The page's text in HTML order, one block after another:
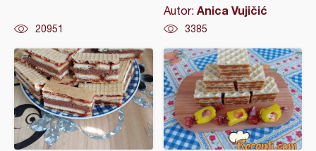
20951
Autor: Anica Vujičić
3385